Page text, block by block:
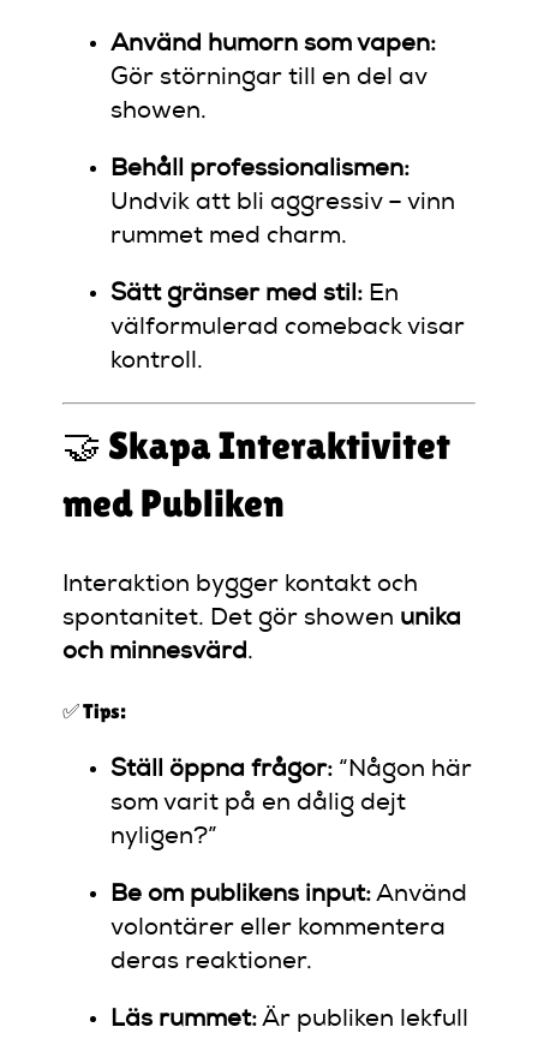
Använd humorn som vapen:
Gör störningar till en del av
showen.
Behåll professionalismen:
Undvik att bli aggressiv – vinn
rummet med charm.
Sätt gränser med stil: En
välformulerad comeback visar
kontroll.
🤝 Skapa Interaktivitet
med Publiken
Interaktion bygger kontakt och
spontanitet. Det gör showen unika
och minnesvärd.
✅ Tips:
Ställ öppna frågor: “Någon här
som varit på en dålig dejt
nyligen?”
Be om publikens input: Använd
volontärer eller kommentera
deras reaktioner.
Läs rummet: Är publiken lekfull